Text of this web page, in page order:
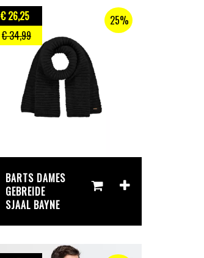
€ 26,25
€ 34,99
25%
BARTS DAMES
GEBREIDE
SJAAL BAYNE